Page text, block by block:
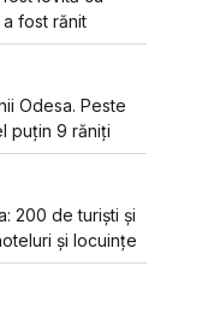
fost rănit
Odesa. Peste
puțin 9 răniți
200 de turiști și
și locuințe